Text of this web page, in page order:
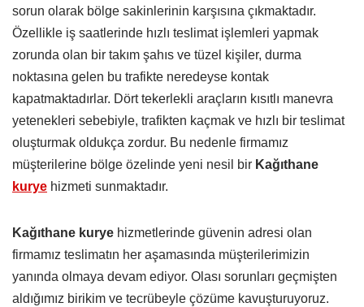
sorun olarak bölge sakinlerinin karşısına çıkmaktadır.
Özellikle iş saatlerinde hızlı teslimat işlemleri yapmak
zorunda olan bir takım şahıs ve tüzel kişiler, durma
noktasına gelen bu trafikte neredeyse kontak
kapatmaktadırlar. Dört tekerlekli araçların kısıtlı manevra
yetenekleri sebebiyle, trafikten kaçmak ve hızlı bir teslimat
oluşturmak oldukça zordur. Bu nedenle firmamız
müşterilerine bölge özelinde yeni nesil bir Kağıthane
kurye hizmeti sunmaktadır.
Kağıthane kurye hizmetlerinde güvenin adresi olan
firmamız teslimatın her aşamasında müşterilerimizin
yanında olmaya devam ediyor. Olası sorunları geçmişten
aldığımız birikim ve tecrübeyle çözüme kavuşturuyoruz.